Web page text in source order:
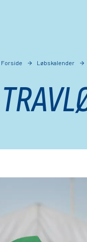
Forside Løbskalender